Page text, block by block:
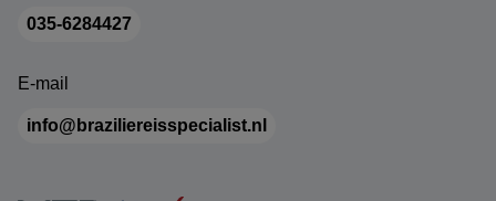
035-6284427
E-mail
info@braziliereisspecialist.nl